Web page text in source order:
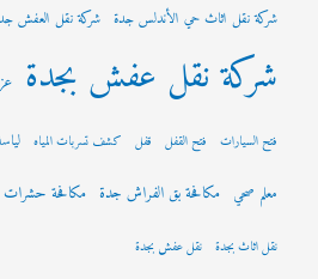
شركة نقل اثاث حي الأندلس جدة شركة نقل العفش
شركة نقل عفش بجدة
فتح السيارات فتح القفل قفل كشف تسربات المياه
معلم صحي مكافحة بق الفراش جدة مكافحة حشرات
نقل اثاث بجدة نقل عفش بجدة